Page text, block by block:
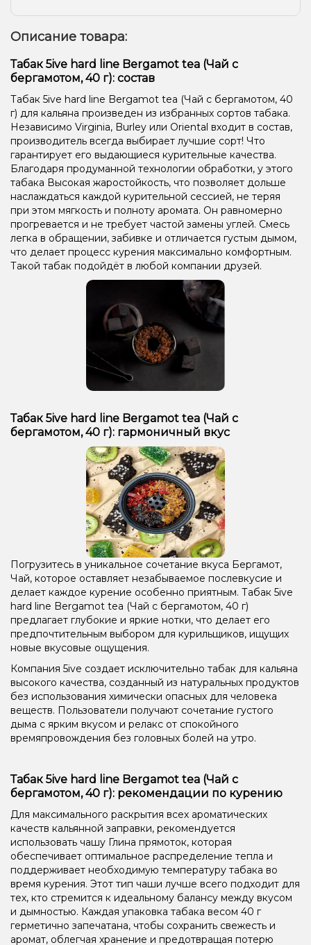
Описание товара:
Табак 5ive hard line Bergamot tea (Чай с
бергамотом, 40 г): состав
Табак 5ive hard line Bergamot tea (Чай с бергамотом, 40
г) для кальяна произведен из избранных сортов табака.
Независимо Virginia, Burley или Oriental входит в состав,
производитель всегда выбирает лучшие сорт! Что
гарантирует его выдающиеся курительные качества.
Благодаря продуманной технологии обработки, у этого
табака Высокая жаростойкость, что позволяет дольше
наслаждаться каждой курительной сессией, не теряя
при этом мягкость и полноту аромата. Он равномерно
прогревается и не требует частой замены углей. Смесь
легка в обращении, забивке и отличается густым дымом,
что делает процесс курения максимально комфортным.
Такой табак подойдёт в любой компании друзей.
Табак 5ive hard line Bergamot tea (Чай с
бергамотом, 40 г): гармоничный вкус
Погрузитесь в уникальное сочетание вкуса Бергамот,
Чай, которое оставляет незабываемое послевкусие и
делает каждое курение особенно приятным. Табак 5ive
hard line Bergamot tea (Чай с бергамотом, 40 г)
предлагает глубокие и яркие нотки, что делает его
предпочтительным выбором для курильщиков, ищущих
новые вкусовые ощущения.
Компания 5ive создает исключительно табак для кальяна
высокого качества, созданный из натуральных продуктов
без использования химически опасных для человека
веществ. Пользователи получают сочетание густого
дыма с ярким вкусом и релакс от спокойного
времяпровождения без головных болей на утро.
Табак 5ive hard line Bergamot tea (Чай с
бергамотом, 40 г): рекомендации по курению
Для максимального раскрытия всех ароматических
качеств кальянной заправки, рекомендуется
использовать чашу Глина прямоток, которая
обеспечивает оптимальное распределение тепла и
поддерживает необходимую температуру табака во
время курения. Этот тип чаши лучше всего подходит для
тех, кто стремится к идеальному балансу между вкусом
и дымностью. Каждая упаковка табака весом 40 г
герметично запечатана, чтобы сохранить свежесть и
аромат, облегчая хранение и предотвращая потерю